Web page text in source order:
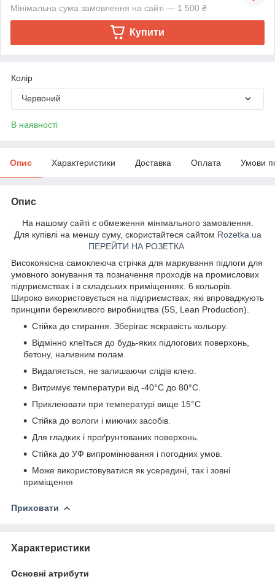
Мінімальна сума замовлення на сайті — 1 500 ₴
Купити
Колір
Червоний
В наявності
Опис Характеристики Доставка Оплата Умови
Опис
На нашому сайті є обмеження мінімального замовлення.
Для купівлі на меншу суму, скористайтеся сайтом Rozetka.ua
ПЕРЕЙТИ НА РОЗЕТКА
Високоякісна самоклеюча стрічка для маркування підлоги для
умовного зонування та позначення проходів на промислових
підприємствах і в складських приміщеннях. 6 кольорів.
Широко використовується на підприємствах, які впроваджують
принципи бережливого виробництва (5S, Lean Production).
Стійка до стирання. Зберігає яскравість кольору.
Відмінно клеїться до будь-яких підлогових поверхонь,
бетону, наливним полам.
Видаляється, не залишаючи слідів клею.
Витримує температури від -40°С до 80°С.
Приклеювати при температурі вище 15°С
Стійка до вологи і миючих засобів.
Для гладких і проґрунтованих поверхонь.
Стійка до УФ випромінювання і погодних умов.
Може використовуватися як усередині, так і зовні
приміщення
Приховати
Характеристики
Основні атрибути